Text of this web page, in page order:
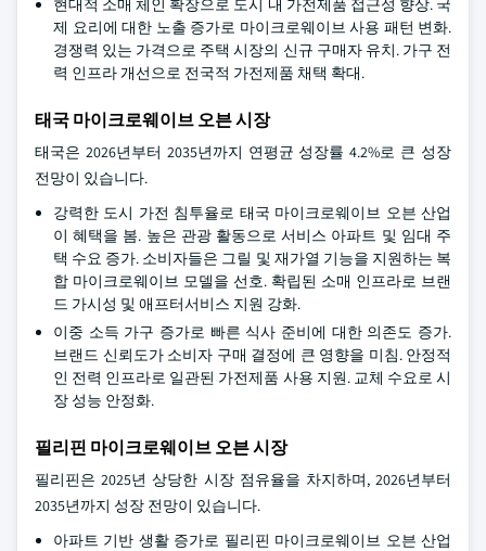
현대적 소매 체인 확장으로 도시 내 가전제품 접근성 향상. 국
제 요리에 대한 노출 증가로 마이크로웨이브 사용 패턴 변화.
경쟁력 있는 가격으로 주택 시장의 신규 구매자 유치. 가구 전
력 인프라 개선으로 전국적 가전제품 채택 확대.
태국 마이크로웨이브 오븐 시장
태국은 2026년부터 2035년까지 연평균 성장률 4.2%로 큰 성장
전망이 있습니다.
강력한 도시 가전 침투율로 태국 마이크로웨이브 오븐 산업
이 혜택을 봄. 높은 관광 활동으로 서비스 아파트 및 임대 주
택 수요 증가. 소비자들은 그릴 및 재가열 기능을 지원하는 복
합 마이크로웨이브 모델을 선호. 확립된 소매 인프라로 브랜
드 가시성 및 애프터서비스 지원 강화.
이중 소득 가구 증가로 빠른 식사 준비에 대한 의존도 증가.
브랜드 신뢰도가 소비자 구매 결정에 큰 영향을 미침. 안정적
인 전력 인프라로 일관된 가전제품 사용 지원. 교체 수요로 시
장 성능 안정화.
필리핀 마이크로웨이브 오븐 시장
필리핀은 2025년 상당한 시장 점유율을 차지하며, 2026년부터
2035년까지 성장 전망이 있습니다.
아파트 기반 생활 증가로 필리핀 마이크로웨이브 오븐 산업